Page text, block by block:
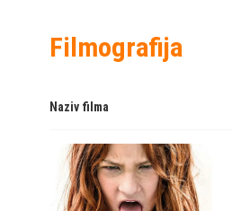
Filmografija
Naziv filma